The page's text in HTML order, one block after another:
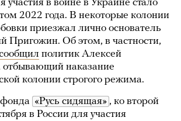
участия в войне в Украине стало
2022 года. В некоторые колонии
приезжал лично основатель
Пригожин. Об этом, в частности,
политик Алексей
наказание
колонии строгого режима.
«Русь сидящая» , ко второй
в России для участия